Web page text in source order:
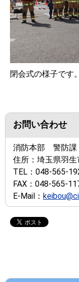
閉会式の様子です。
お問い合わせ
消防本部 警防課
住所： 埼玉県羽
TEL： 048-565-
FAX： 048-565-
E-Mail：